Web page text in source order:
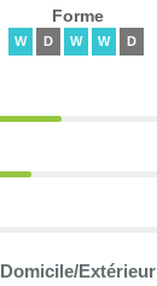
Forme
W D W W D
Domicile/Extérieur